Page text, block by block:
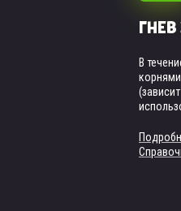
В
Титана
Создаёт
теряет